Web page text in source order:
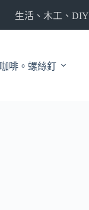
生活、木工、DIY
咖啡。螺絲釘